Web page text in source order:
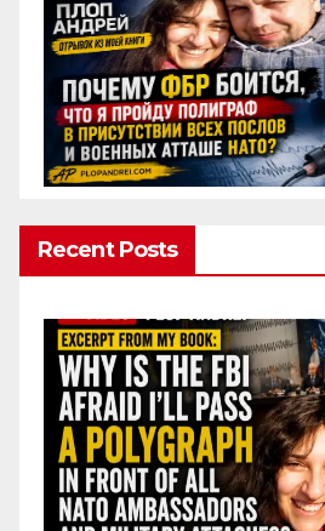
Recent Posts